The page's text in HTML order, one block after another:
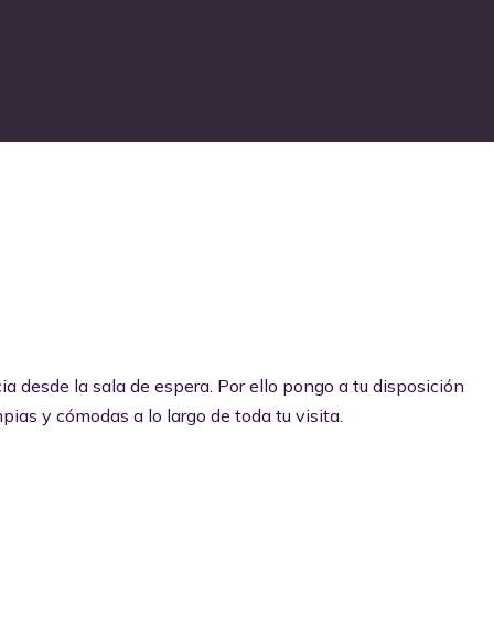
desde la sala de espera. Por ello pongo a tu disposición
y cómodas a lo largo de toda tu visita.